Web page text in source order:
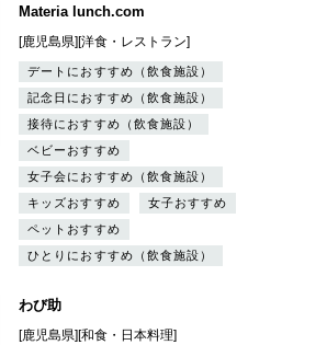
Materia lunch.com
[鹿児島県][洋食・レストラン]
デートにおすすめ（飲食施設）
記念日におすすめ（飲食施設）
接待におすすめ（飲食施設）
ベビーおすすめ
女子会におすすめ（飲食施設）
キッズおすすめ
女子おすすめ
ペットおすすめ
ひとりにおすすめ（飲食施設）
わび助
[鹿児島県][和食・日本料理]